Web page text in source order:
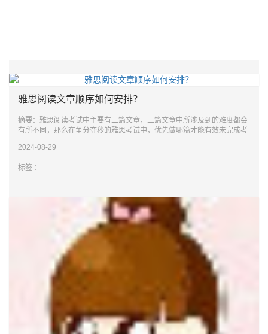
雅思阅读文章顺序如何安排？
摘要：雅思阅读考试中主要有三篇文章，三篇文章中所涉及到的难度都会
有所不同，那么在争分夺秒的雅思考试中，优先做哪篇才能有效未完成考
2024-08-29
标签 ：